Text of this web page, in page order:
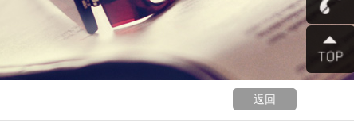
返回